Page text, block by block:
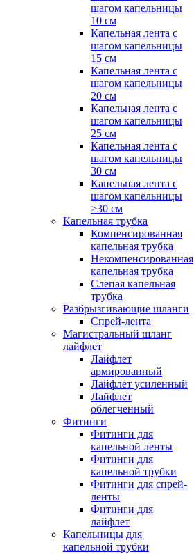
шагом капельницы
10 см
Капельная лента с
шагом капельницы
15 см
Капельная лента с
шагом капельницы
20 см
Капельная лента с
шагом капельницы
25 см
Капельная лента с
шагом капельницы
30 см
Капельная лента с
шагом капельницы
>30 см
Капельная трубка
Компенсированная
капельная трубка
Некомпенсированная
капельная трубка
Слепая капельная
трубка
Разбрызгивающие шланги
Спрей-лента
Магистральный шланг
лайфлет
Лайфлет
армированный
Лайфлет усиленный
Лайфлет
облегченный
Фитинги
Фитинги для
капельной ленты
Фитинги для
капельной трубки
Фитинги для спрей-
ленты
Фитинги для
лайфлет
Капельницы для
капельной трубки